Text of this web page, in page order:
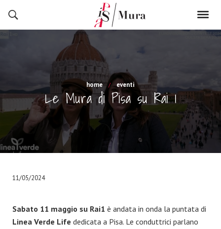
home eventi
Le Mura di Pisa su Rai 1
11/05/2024
Sabato 11 maggio su Rai1 è andata in onda la puntata di
Linea Verde Life dedicata a Pisa. Le conduttrici parlano